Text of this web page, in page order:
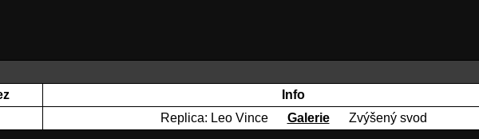
Info
Replica: Leo Vince Galerie Zvýšený svod